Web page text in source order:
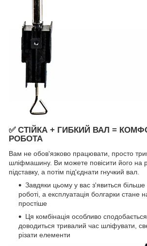
✅ СТІЙКА + ГИБКИЙ ВАЛ =
РОБОТА
Вам не обов'язково працювати, просто
шліфмашину. Ви можете повісити його на
підставку, а потім під'єднати гнучкий вал.
Завдяки цьому у вас з'явиться
роботі, а експлуатація болгарки стане
простіше
Ця комбінація особливо
доводиться тривалий час шліфувати,
різати елементи